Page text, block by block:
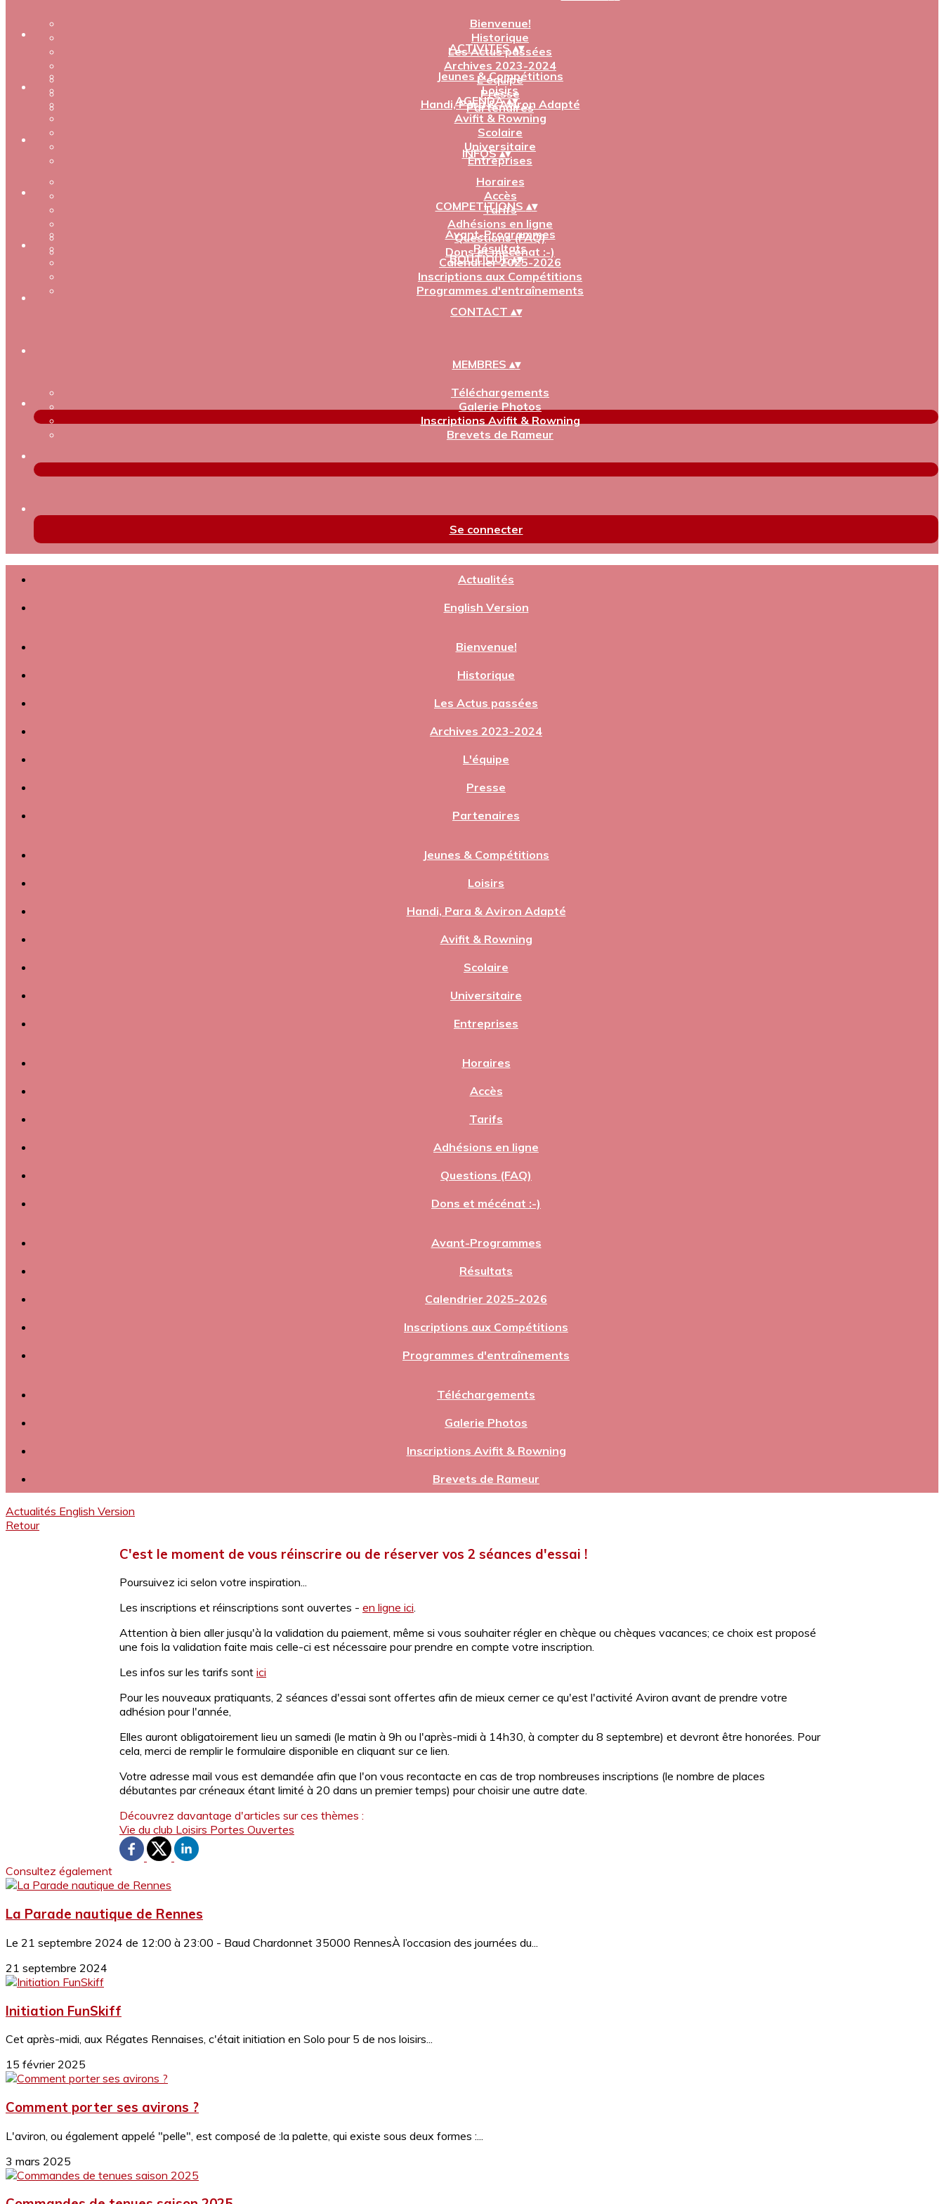
Bienvenue!
Historique
Les Actus passées
Archives 2023-2024
L'équipe
Presse
Partenaires
ACTIVITES▴▾
Jeunes & Compétitions
Loisirs
Handi, Para & Aviron Adapté
Avifit & Rowning
Scolaire
Universitaire
Entreprises
AGENDA▴▾
INFOS▴▾
Horaires
Accès
Tarifs
Adhésions en ligne
Questions (FAQ)
Dons et mécénat :-)
COMPETITIONS ▴▾
Avant-Programmes
Résultats
Calendrier 2025-2026
Inscriptions aux Compétitions
Programmes d'entraînements
BOUTIQUE▴▾
CONTACT ▴▾
MEMBRES ▴▾
Téléchargements
Galerie Photos
Inscriptions Avifit & Rowning
Brevets de Rameur
Se connecter
Actualités
English Version
Bienvenue!
Historique
Les Actus passées
Archives 2023-2024
L'équipe
Presse
Partenaires
Jeunes & Compétitions
Loisirs
Handi, Para & Aviron Adapté
Avifit & Rowning
Scolaire
Universitaire
Entreprises
Horaires
Accès
Tarifs
Adhésions en ligne
Questions (FAQ)
Dons et mécénat :-)
Avant-Programmes
Résultats
Calendrier 2025-2026
Inscriptions aux Compétitions
Programmes d'entraînements
Téléchargements
Galerie Photos
Inscriptions Avifit & Rowning
Brevets de Rameur
Actualités English Version
Retour
C'est le moment de vous réinscrire ou de réserver vos 2 séances d'essai !
Poursuivez ici selon votre inspiration...
Les inscriptions et réinscriptions sont ouvertes - en ligne ici.
Attention à bien aller jusqu'à la validation du paiement, même si vous souhaiter régler en chèque ou chèques vacances; ce choix est proposé
une fois la validation faite mais celle-ci est nécessaire pour prendre en compte votre inscription.
Les infos sur les tarifs sont ici
Pour les nouveaux pratiquants, 2 séances d'essai sont offertes afin de mieux cerner ce qu'est l'activité Aviron avant de prendre votre
adhésion pour l'année,
Elles auront obligatoirement lieu un samedi (le matin à 9h ou l'après-midi à 14h30, à compter du 8 septembre) et devront être honorées. Pour
cela, merci de remplir le formulaire disponible en cliquant sur ce lien.
Votre adresse mail vous est demandée afin que l'on vous recontacte en cas de trop nombreuses inscriptions (le nombre de places
débutantes par créneaux étant limité à 20 dans un premier temps) pour choisir une autre date.
Découvrez davantage d'articles sur ces thèmes :
Vie du club Loisirs Portes Ouvertes
Consultez également
La Parade nautique de Rennes
Le 21 septembre 2024 de 12:00 à 23:00 - Baud Chardonnet 35000 RennesÀ l’occasion des journées du...
21 septembre 2024
Initiation FunSkiff
Cet après-midi, aux Régates Rennaises, c'était initiation en Solo pour 5 de nos loisirs...
15 février 2025
Comment porter ses avirons ?
L'aviron, ou également appelé "pelle", est composé de :la palette, qui existe sous deux formes :...
3 mars 2025